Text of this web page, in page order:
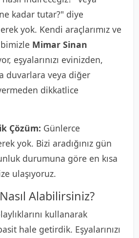
kadar tutar?" diye
yok. Kendi araçlarımız ve
Mimar Sinan
eşyalarınızı evinizden,
duvarlara veya diğer
dikkatlice
Çözüm: Günlerce
yok. Bizi aradığınız gün
durumuna göre en kısa
ulaşıyoruz.
Alabilirsiniz?
kullanarak
hale getirdik. Eşyalarınızı